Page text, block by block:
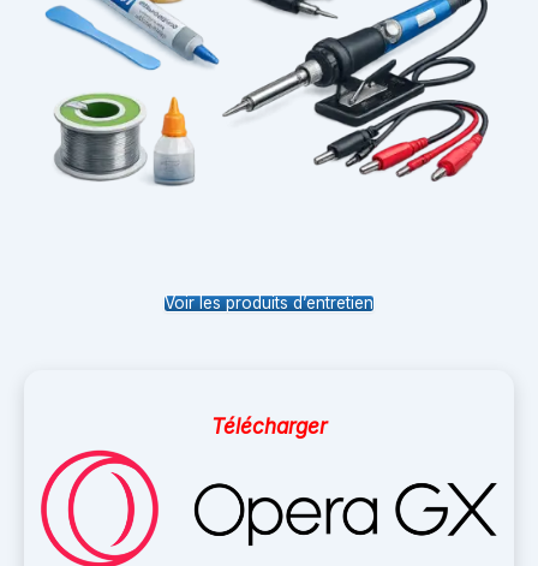
Voir les produits d’entretien
Télécharger